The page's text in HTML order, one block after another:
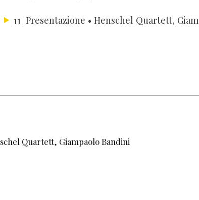
11 Presentazione • Henschel Quartett,
Quartett, Giampaolo Bandini